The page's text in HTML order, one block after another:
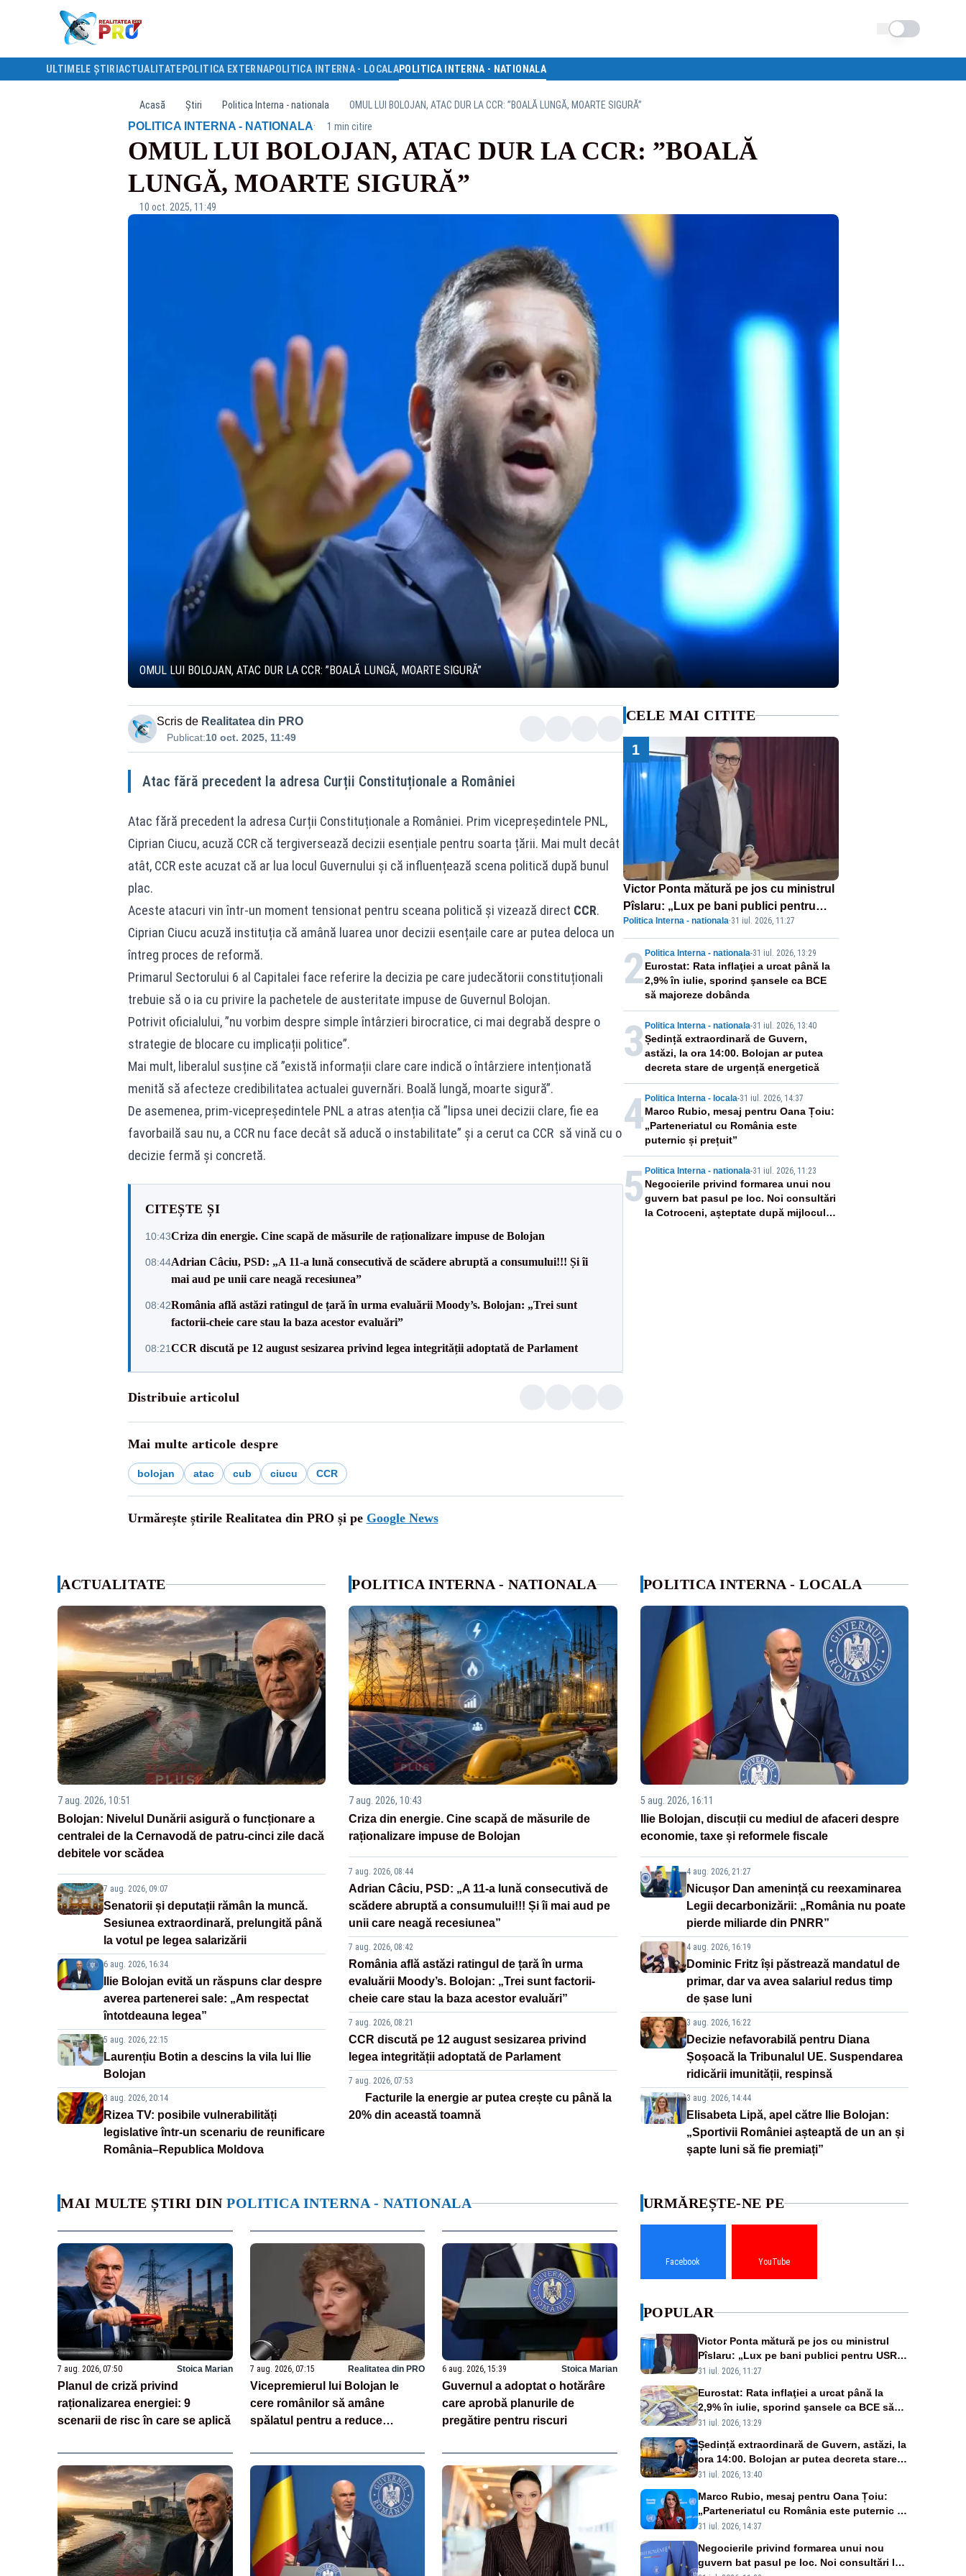
Schimba tema
ULTIMELE ȘTIRI ACTUALITATE POLITICA EXTERNAPOLITICA INTERNA - LOCALAPOLITICA INTERNA - NATIONALA
Acasă Știri Politica Interna - nationala OMUL LUI BOLOJAN, ATAC DUR LA CCR: ”BOALĂ LUNGĂ, MOARTE SIGURĂ”
POLITICA INTERNA - NATIONALA· 1 min citire
OMUL LUI BOLOJAN, ATAC DUR LA CCR: ”BOALĂ
LUNGĂ, MOARTE SIGURĂ”
10 oct. 2025, 11:49
OMUL LUI BOLOJAN, ATAC DUR LA CCR: ”BOALĂ LUNGĂ, MOARTE SIGURĂ”
Scris de Realitatea din PRO
Publicat:10 oct. 2025, 11:49
Atac fără precedent la adresa Curții Constituționale a României
Atac fără precedent la adresa Curții Constituționale a României. Prim vicepreședintele PNL,
Ciprian Ciucu, acuză CCR că tergiversează decizii esențiale pentru soarta țării. Mai mult decât
atât, CCR este acuzat că ar lua locul Guvernului și că influențează scena politică după bunul
plac.
Aceste atacuri vin într-un moment tensionat pentru sceana politică și vizează direct CCR.
Ciprian Ciucu acuză instituția că amână luarea unor decizii esențaile care ar putea deloca un
întreg proces de reformă.
Primarul Sectorului 6 al Capitalei face referire la decizia pe care judecătorii constituționali
trebuie să o ia cu privire la pachetele de austeritate impuse de Guvernul Bolojan.
Potrivit oficialului, ”nu vorbim despre simple întârzieri birocratice, ci mai degrabă despre o
strategie de blocare cu implicații politice”.
Mai mult, liberalul susține că ”există informații clare care indică o întârziere intenționată
menită să afecteze credibilitatea actualei guvernări. Boală lungă, moarte sigură”.
De asemenea, prim-vicepreședintele PNL a atras atenția că ”lipsa unei decizii clare, fie ea
favorbailă sau nu, a CCR nu face decât să aducă o instabilitate” și a cerut ca CCR să vină cu o
decizie fermă și concretă.
CITEȘTE ȘI
10:43Criza din energie. Cine scapă de măsurile de raționalizare impuse de Bolojan
08:44Adrian Câciu, PSD: „A 11-a lună consecutivă de scădere abruptă a consumului!!! Și îi
mai aud pe unii care neagă recesiunea”
08:42România află astăzi ratingul de țară în urma evaluării Moody’s. Bolojan: „Trei sunt
factorii-cheie care stau la baza acestor evaluări”
08:21CCR discută pe 12 august sesizarea privind legea integrității adoptată de Parlament
Distribuie articolul
Mai multe articole despre
bolojan atac cub ciucu CCR
Urmărește știrile Realitatea din PRO și pe Google News
CELE MAI CITITE
1
Victor Ponta mătură pe jos cu ministrul
Pîslaru: „Lux pe bani publici pentru
USR-iști”
Politica Interna - nationala·31 iul. 2026, 11:27
2 Politica Interna - nationala-31 iul. 2026, 13:29
Eurostat: Rata inflaţiei a urcat până la
2,9% în iulie, sporind şansele ca BCE
să majoreze dobânda
3 Politica Interna - nationala-31 iul. 2026, 13:40
Ședință extraordinară de Guvern,
astăzi, la ora 14:00. Bolojan ar putea
decreta stare de urgență energetică
4 Politica Interna - locala-31 iul. 2026, 14:37
Marco Rubio, mesaj pentru Oana Țoiu:
„Parteneriatul cu România este
puternic și prețuit”
5 Politica Interna - nationala-31 iul. 2026, 11:23
Negocierile privind formarea unui nou
guvern bat pasul pe loc. Noi consultări
la Cotroceni, așteptate după mijlocul
ACTUALITATE
7 aug. 2026, 10:51
Bolojan: Nivelul Dunării asigură o funcționare a
centralei de la Cernavodă de patru-cinci zile dacă
debitele vor scădea
7 aug. 2026, 09:07
Senatorii și deputații rămân la muncă.
Sesiunea extraordinară, prelungită până
la votul pe legea salarizării
6 aug. 2026, 16:34
Ilie Bolojan evită un răspuns clar despre
averea partenerei sale: „Am respectat
întotdeauna legea”
5 aug. 2026, 22:15
Laurențiu Botin a descins la vila lui Ilie
Bolojan
3 aug. 2026, 20:14
Rizea TV: posibile vulnerabilități
legislative într-un scenariu de reunificare
România–Republica Moldova
POLITICA INTERNA - NATIONALA
7 aug. 2026, 10:43
Criza din energie. Cine scapă de măsurile de
raționalizare impuse de Bolojan
7 aug. 2026, 08:44
Adrian Câciu, PSD: „A 11-a lună consecutivă de
scădere abruptă a consumului!!! Și îi mai aud pe
unii care neagă recesiunea”
7 aug. 2026, 08:42
România află astăzi ratingul de țară în urma
evaluării Moody’s. Bolojan: „Trei sunt factorii-
cheie care stau la baza acestor evaluări”
7 aug. 2026, 08:21
CCR discută pe 12 august sesizarea privind
legea integrității adoptată de Parlament
7 aug. 2026, 07:53
Facturile la energie ar putea crește cu până la
20% din această toamnă
POLITICA INTERNA - LOCALA
5 aug. 2026, 16:11
Ilie Bolojan, discuții cu mediul de afaceri despre
economie, taxe și reformele fiscale
4 aug. 2026, 21:27
Nicușor Dan amenință cu reexaminarea
Legii decarbonizării: „România nu poate
pierde miliarde din PNRR”
4 aug. 2026, 16:19
Dominic Fritz își păstrează mandatul de
primar, dar va avea salariul redus timp
de șase luni
3 aug. 2026, 16:22
Decizie nefavorabilă pentru Diana
Șoșoacă la Tribunalul UE. Suspendarea
ridicării imunității, respinsă
3 aug. 2026, 14:44
Elisabeta Lipă, apel către Ilie Bolojan:
„Sportivii României așteaptă de un an și
șapte luni să fie premiați”
MAI MULTE ȘTIRI DIN POLITICA INTERNA - NATIONALA
7 aug. 2026, 07:50 Stoica Marian
Planul de criză privind
raționalizarea energiei: 9
scenarii de risc în care se aplică
7 aug. 2026, 07:15 Realitatea din PRO
Vicepremierul lui Bolojan le
cere românilor să amâne
spălatul pentru a reduce
6 aug. 2026, 15:39 Stoica Marian
Guvernul a adoptat o hotărâre
care aprobă planurile de
pregătire pentru riscuri
URMĂREȘTE-NE PE
Facebook YouTube
POPULAR
Victor Ponta mătură pe jos cu ministrul
Pîslaru: „Lux pe bani publici pentru USR-
iști”
31 iul. 2026, 11:27
Eurostat: Rata inflaţiei a urcat până la
2,9% în iulie, sporind şansele ca BCE să
majoreze dobânda
31 iul. 2026, 13:29
Ședință extraordinară de Guvern, astăzi, la
ora 14:00. Bolojan ar putea decreta stare
de urgență energetică
31 iul. 2026, 13:40
Marco Rubio, mesaj pentru Oana Țoiu:
„Parteneriatul cu România este puternic și
prețuit”
31 iul. 2026, 14:37
Negocierile privind formarea unui nou
guvern bat pasul pe loc. Noi consultări la